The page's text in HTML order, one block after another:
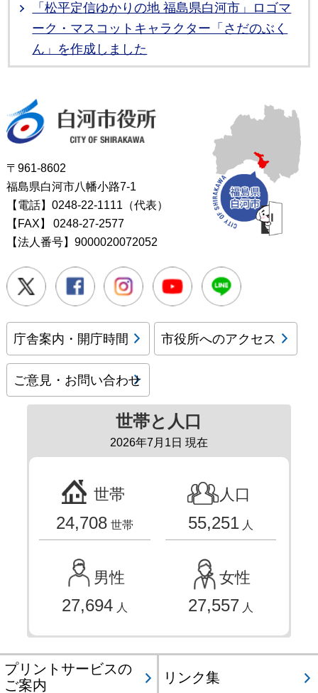
「松平定信ゆかりの地 福島県白河市」ロゴマ
ーク・マスコットキャラクター「さだのぶく
ん」を作成しました
〒961-8602
福島県白河市八幡小路7-1
【電話】0248-22-1111（代表）
【FAX】
0248-27-2577
【法人番号】9000020072052
Twitter FacebookInstagramYoutube
庁舎案内・開庁時間 市役所へのアクセス
ご意見・お問い合わせ
世帯と人口
2026年7月1日 現在
世帯
24,708 世帯
人口
55,251 人
男性
27,694 人
女性
27,557 人
プリントサービスの
ご案内
リンク集